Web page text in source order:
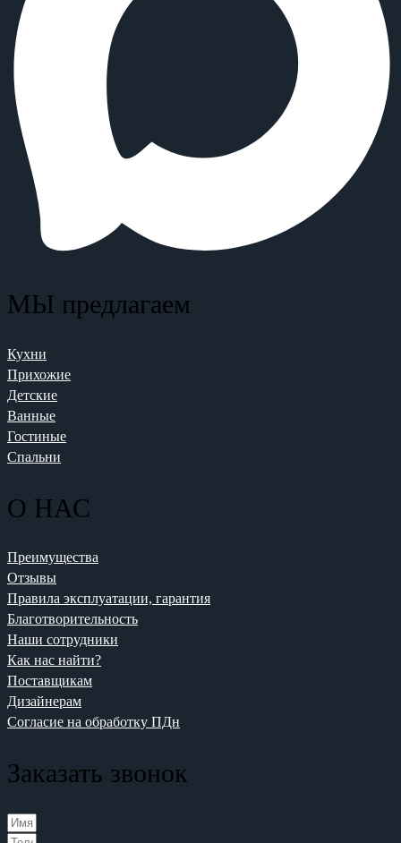
МЫ предлагаем
Кухни
Прихожие
Детские
Ванные
Гостиные
Спальни
О НАС
Преимущества
Отзывы
Правила эксплуатации, гарантия
Благотворительность
Наши сотрудники
Как нас найти?
Поставщикам
Дизайнерам
Согласие на обработку ПДн
Заказать звонок